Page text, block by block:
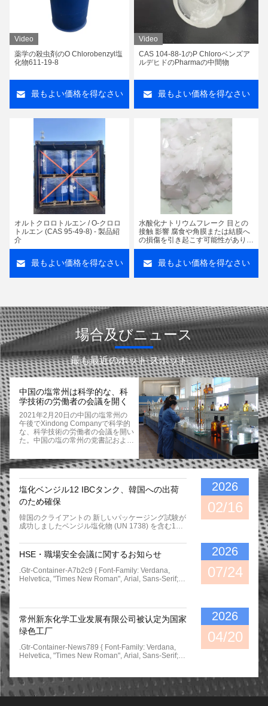
Video
薬学の殺虫剤のO Chlorobenzyl塩
化物611-19-8
最もよい価格を得なさい
Video
CAS 104-88-1のP Chloroベンズア
ルデヒドのPharmaの中間物
最もよい価格を得なさい
オルトクロロトルエン / O-クロロ
トルエン (CAS 95-49-8) - 製品紹
介
最もよい価格を得なさい
水酸化ナトリウムフレーク 目との
接触 影響 腐食や角膜または結膜へ
の損傷を引き起こす可能性がありま
す。融点 318 °C 化学式 NaOH
最もよい価格を得なさい
場合及びニュース
最も最近のホット スポット。
中国の塩常州は科学的な、科
学技術の労働者の会議を開く
2021年2月20日の中国の塩常州の
午後でXindong Companyで科学的
な、科学技術の労働者の会議を開い
た。中国の塩の常州の党書記および
Xiuchun、DeputyのGeneral
Managers Tao Wenping、Gu
およびLiu Borong、Xindong
CompanyタンShikai Assistant
General Managerの総務部長および
技術センターの洪Sifangの専門家お
よびすべてのスタッフ会合に出席し
会した。会社の技術センター、赤の
広場の専門家そして関連したリーダ
ーのスピーチを注意深く聞くことの
後、科学的な、科学技術の労働者の
会議の保有物が十分に科学的な、科
学技術の仕事、科学的な、技術的な
の秘書および総務部長指摘した。技
術センターの僚友のほとんどはプロ
セスが育つことを必要とする若者達
である。彼らは古い僚友からの多く
ばならない。彼はまた技術センター
の過去および今後の作業に大志を断
的な、科学技術の仕事が時の開発に
合わせるべきであることを東梁は指
摘したり独立した革新および独立し
塩化ベンジル12 IBCタンク、韓国への出荷
のため確保
韓国のクライアントの 新しいパッケージング試験が
成功しましたベンジル塩化物 (UN 1738) を含む12
確保され,輸出のために準備されています.この効率
的なソリューションは 荷物の安全性を向上させます
私たちは各輸送品の品質と信頼性を保証することに
コミットしています
2026
02/16
HSE・職場安全会議に関するお知らせ
.gtr-Container-A7b2c9 { Font-Family: Verdana,
Helvetica, "Times New Roman", Arial, Sans-Serif;
Bold; Color: #0000FF; Margin-Bottom: 20px; Text-
Align: Left; Padding-Bottom: 8px; Border-Bottom:
2px Solid #0000FF; Display: Block; } .gtr-Container-
A7b2c9 .gtr-Subtitle-A7b2c9 { Font-Size: 16px;
Font-Weight: Bold; Color: #0000FF; Margin-Top:
#0000FF; Display: Block; } .gtr-Container-A7b2c9
.gtr-Paragraph-A7b2c9 { Font-Size: 14px; Margin-
Bottom: 15px; Text-Align: Left !important; Word-
2026
07/24
常州新东化学工业发展有限公司被认定为国家
绿色工厂
.gtr-Container-News789 { Font-Family: Verdana,
Helvetica, "Times New Roman", Arial, Sans-Serif;
News789 .gtr-Title { Font-Size: 18px; Font-Weight:
Bold; Color: #0000FF; Margin-Bottom: 24px; Text-
Align: Left; } .gtr-Container-News789 P { Font-Size:
2026
04/20